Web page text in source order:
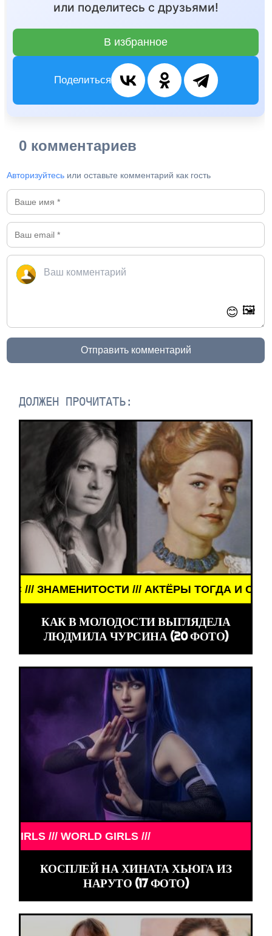
или поделитесь с друзьями!
В избранное
Поделиться
0 комментариев
Авторизуйтесь или оставьте комментарий как гость
😊 🖼️
Отправить комментарий
ДОЛЖЕН ПРОЧИТАТЬ:
И СЕЙЧАС ///
КАК В МОЛОДОСТИ ВЫГЛЯДЕЛА
ЛЮДМИЛА ЧУРСИНА (20 ФОТО)
///
КОСПЛЕЙ НА ХИНАТА ХЬЮГА ИЗ
НАРУТО (17 ФОТО)